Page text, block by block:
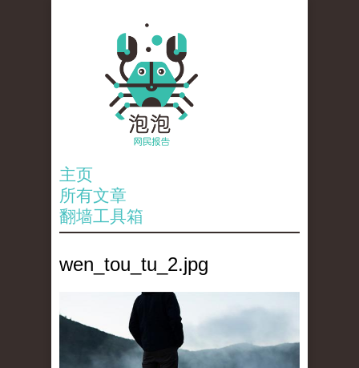
主页
所有文章
翻墙工具箱
wen_tou_tu_2.jpg